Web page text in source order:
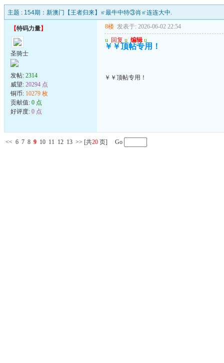
主题 : 154期：新澳门【王者归来】≌最牛中特③肖≌连连大中.
【特码力量】
圣骑士
发帖: 2314
威望: 20294 点
铜币: 10279 枚
贡献值: 0 点
好评度: 0 点
8楼 发表于: 2026-06-02 22:54
u 回复 u 编辑 u
￥￥顶帖专用！
￥￥顶帖专用！
<< 6 7 8 9 10 11 12 13 >> [共20 页] Go